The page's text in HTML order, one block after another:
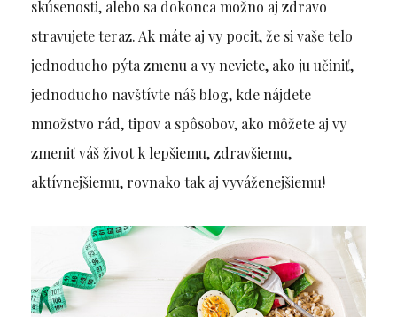
skúsenosti, alebo sa dokonca možno aj zdravo
stravujete teraz. Ak máte aj vy pocit, že si vaše telo
jednoducho pýta zmenu a vy neviete, ako ju učiniť,
jednoducho navštívte náš blog, kde nájdete
množstvo rád, tipov a spôsobov, ako môžete aj vy
zmeniť váš život k lepšiemu, zdravšiemu,
aktívnejšiemu, rovnako tak aj vyváženejšiemu!